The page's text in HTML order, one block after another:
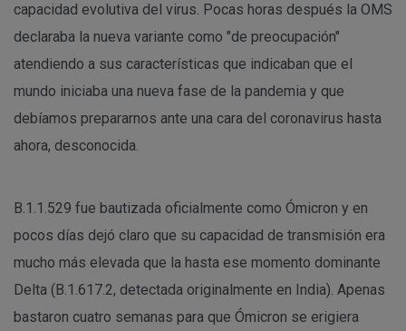
capacidad evolutiva del virus. Pocas horas después la OMS
declaraba la nueva variante como "de preocupación"
atendiendo a sus características que indicaban que el
mundo iniciaba una nueva fase de la pandemia y que
debíamos prepararnos ante una cara del coronavirus hasta
ahora, desconocida.
B.1.1.529 fue bautizada oficialmente como Ómicron y en
pocos días dejó claro que su capacidad de transmisión era
mucho más elevada que la hasta ese momento dominante
Delta (B.1.617.2, detectada originalmente en India). Apenas
bastaron cuatro semanas para que Ómicron se erigiera